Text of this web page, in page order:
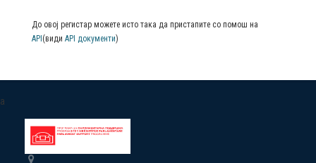
До овој регистар можете исто така да пристапите со помош на
API (види API документи)
a